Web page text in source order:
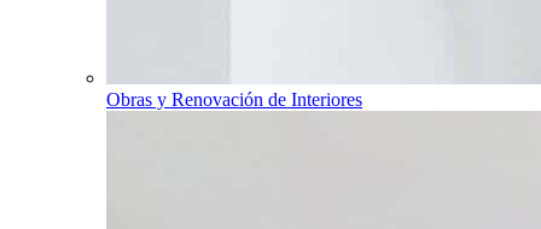
Obras y Renovación de Interiores